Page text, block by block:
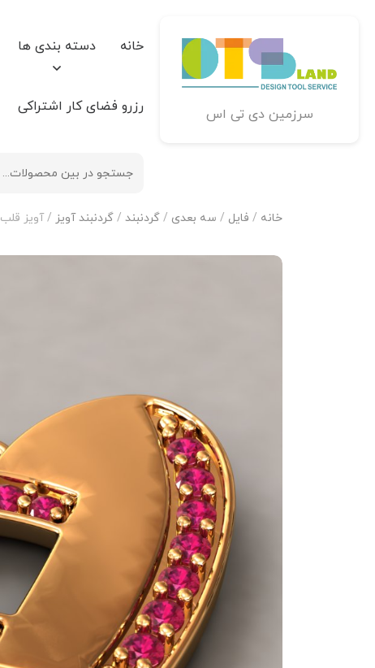
سرزمین دی تی اس
خانه دسته بندی ها
رزرو فضای کار اشتراکی
خانه / فایل / سه بعدی / گردنبند / گردنبند آویز / آویز قلب 2